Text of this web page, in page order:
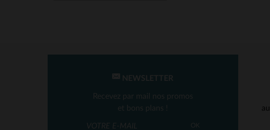
NEWSLETTER
Recevez par mail nos promos
et bons plans !
OK
au